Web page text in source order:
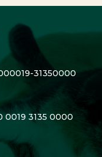
31350000
0019 3135 0000